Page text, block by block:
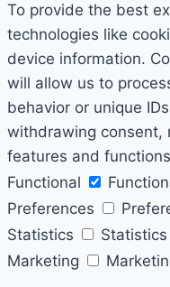
To provide the best
technologies like
device information.
will allow us to
behavior or unique
withdrawing consent,
features and
Functional
Preferences
Statistics
Statistics
Marketing